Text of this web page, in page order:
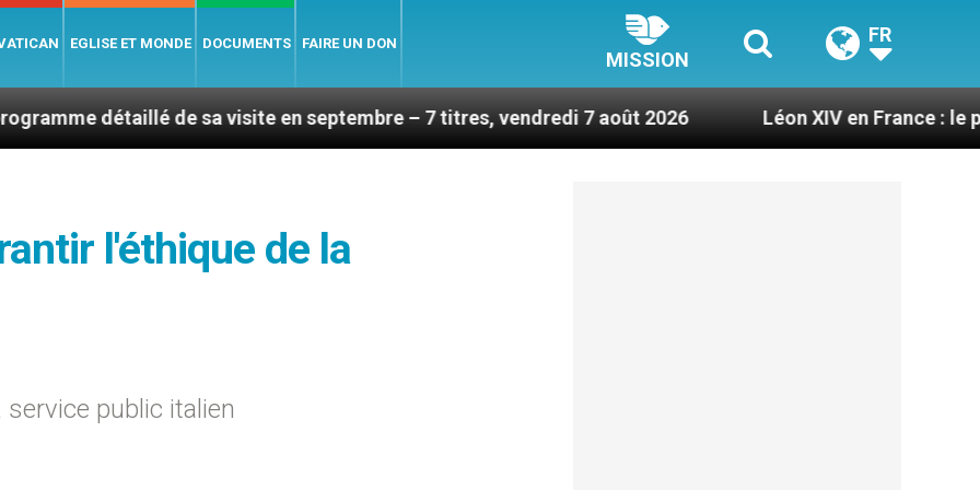
EGLISE ET MONDE DOCUMENTS FAIRE UN DON
MISSION
FR
de sa visite en septembre – 7 titres, vendredi 7 août 2026 Léon XIV en France : le programme
l'éthique de la
service public italien